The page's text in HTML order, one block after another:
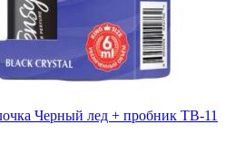
Черный лед + пробник TB-11